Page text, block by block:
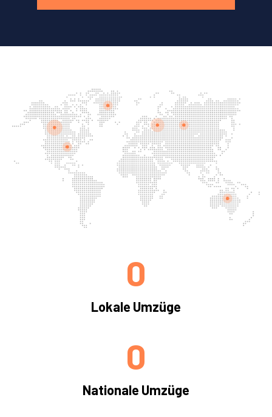
Lokale Umzüge
0
Nationale Umzüge
0